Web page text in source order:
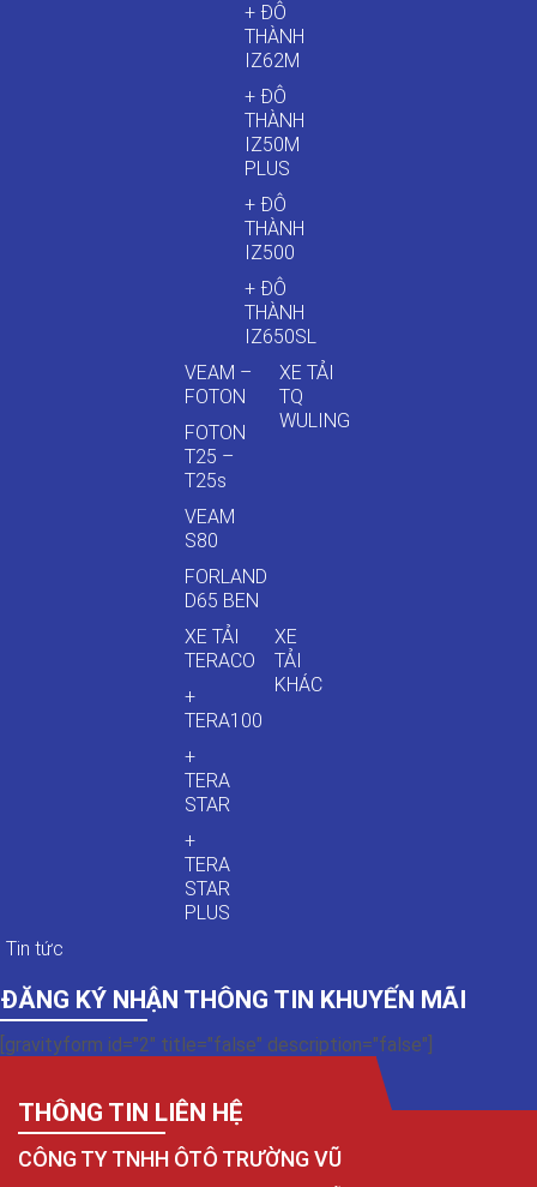
+ ĐÔ
THÀNH
IZ62M
+ ĐÔ
THÀNH
IZ50M
PLUS
+ ĐÔ
THÀNH
IZ500
+ ĐÔ
THÀNH
IZ650SL
VEAM –
FOTON
FOTON
T25 –
T25s
VEAM
S80
FORLAND
D65 BEN
XE TẢI
TQ
WULING
XE TẢI
TERACO
+
TERA100
+
TERA
STAR
+
TERA
STAR
PLUS
XE
TẢI
KHÁC
Tin tức
ĐĂNG KÝ NHẬN THÔNG TIN KHUYẾN MÃI
[gravityform id="2" title="false" description="false"]
THÔNG TIN LIÊN HỆ
CÔNG TY TNHH ÔTÔ TRƯỜNG VŨ